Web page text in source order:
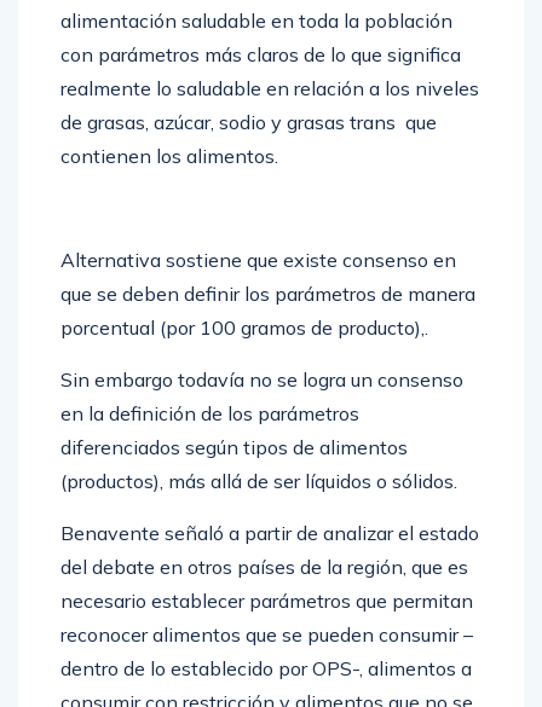
alimentación saludable en toda la población
con parámetros más claros de lo que significa
realmente lo saludable en relación a los niveles
de grasas, azúcar, sodio y grasas trans que
contienen los alimentos.
Alternativa sostiene que existe consenso en
que se deben definir los parámetros de manera
porcentual (por 100 gramos de producto),.
Sin embargo todavía no se logra un consenso
en la definición de los parámetros
diferenciados según tipos de alimentos
(productos), más allá de ser líquidos o sólidos.
Benavente señaló a partir de analizar el estado
del debate en otros países de la región, que es
necesario establecer parámetros que permitan
reconocer alimentos que se pueden consumir –
dentro de lo establecido por OPS-, alimentos a
consumir con restricción y alimentos que no se